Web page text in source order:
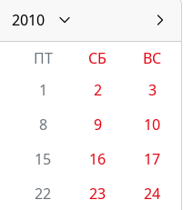
2010
ПТ СБ
ВС
1
2
3
8 9
10
15 16
17
22 23
24